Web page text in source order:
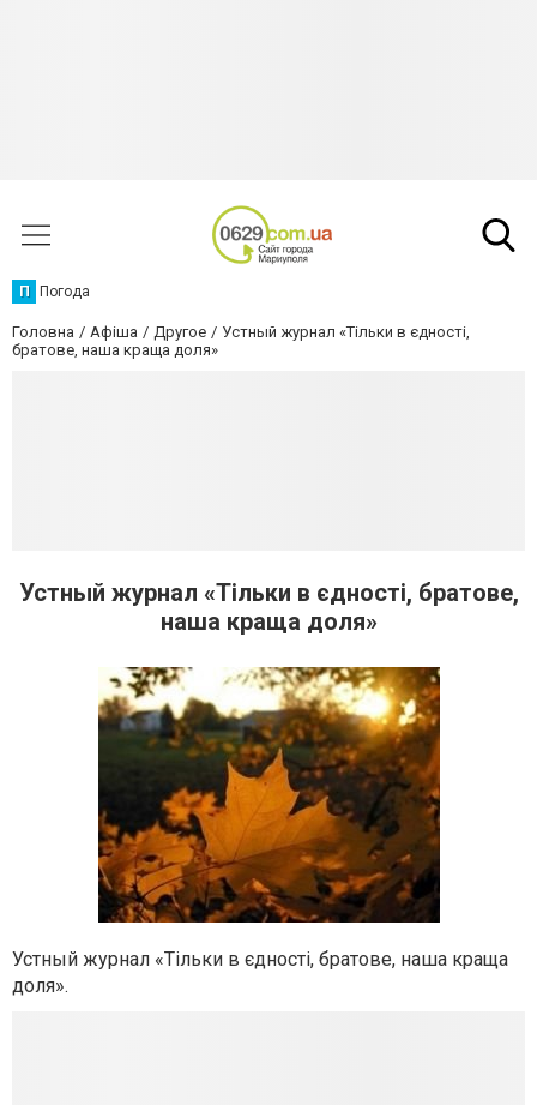
П Погода
Головна Афіша Другое
Устный журнал «Тільки в єдності,
братове, наша краща доля»
Устный журнал «Тільки в єдності, братове,
наша краща доля»
Устный журнал «Тільки в єдності, братове, наша краща
доля».